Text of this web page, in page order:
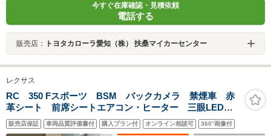
今すぐ在庫確認・見積依頼
電話する
販売店： トヨタカローラ愛知（株） 扶桑マイカーセンター
レクサス
RC 350 Fスポーツ BSM バックカメラ 禁煙車 赤
革シート 前席シートエアコン・ヒーター 三眼LEDヘ
ッド ビルトインETC クルコン 純正19インチアル
ミ オートハイビーム 車線逸脱警報 パドルシフト
販売店保証 車両品質評価書付 購入プラン付 オンライン相談可 360°画像付